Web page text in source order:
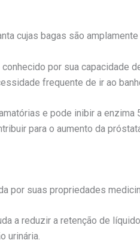
cujas bagas são
por sua capacidade
frequente de ir ao
e pode inibir a
para o aumento da
por suas propriedades
a reduzir a retenção de
urinária.